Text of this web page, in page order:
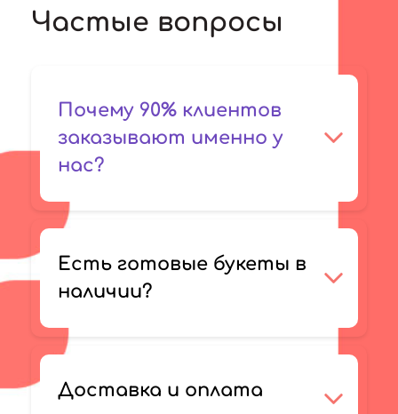
Частые вопросы
Почему 90% клиентов
заказывают именно у
нас?
Есть готовые букеты в
наличии?
Доставка и оплата